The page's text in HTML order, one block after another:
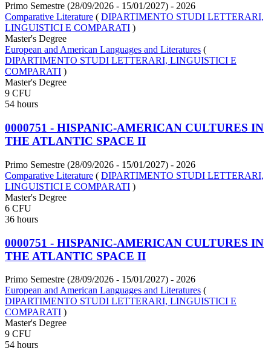
Primo Semestre (28/09/2026 - 15/01/2027) - 2026
Comparative Literature ( DIPARTIMENTO STUDI LETTERARI,
LINGUISTICI E COMPARATI )
Master's Degree
European and American Languages and Literatures (
DIPARTIMENTO STUDI LETTERARI, LINGUISTICI E
COMPARATI )
Master's Degree
9 CFU
54 hours
0000751 - HISPANIC-AMERICAN CULTURES IN
THE ATLANTIC SPACE II
Primo Semestre (28/09/2026 - 15/01/2027) - 2026
Comparative Literature ( DIPARTIMENTO STUDI LETTERARI,
LINGUISTICI E COMPARATI )
Master's Degree
6 CFU
36 hours
0000751 - HISPANIC-AMERICAN CULTURES IN
THE ATLANTIC SPACE II
Primo Semestre (28/09/2026 - 15/01/2027) - 2026
European and American Languages and Literatures (
DIPARTIMENTO STUDI LETTERARI, LINGUISTICI E
COMPARATI )
Master's Degree
9 CFU
54 hours